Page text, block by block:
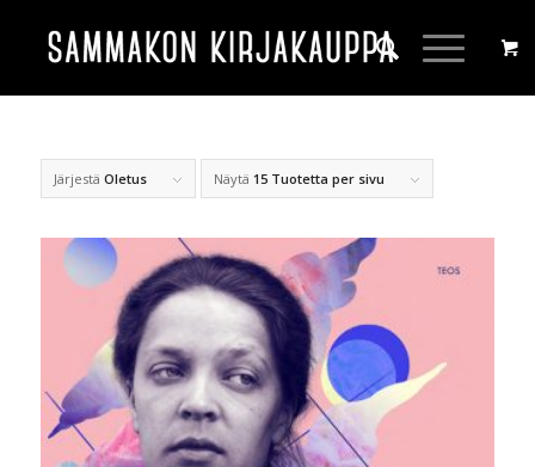
Järjestä Oletus Näytä 15 Tuotetta per sivu